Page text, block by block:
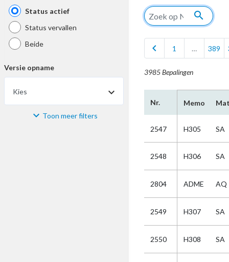
Status actief
Status vervallen
Beide
Versie opname
Kies
Materiaal Toon meer filters
search
chevron_left 1 … 389
3985 Bepalingen
Nr. Memo
2547 H305 SA
2548 H306 SA
2804 ADME AQ
2549 H307 SA
2550 H308 SA